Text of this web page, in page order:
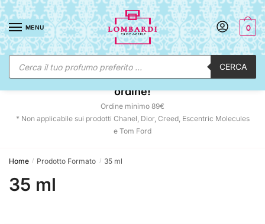
Skip
to
navigation
Skip
to
content
MENU
Ricerca
prodotti CERCA
0
☀️ SUNNY DAYS:-12% automatico sul tuo
ordine!
Ordine minimo 89€
* Non applicabile sui prodotti Chanel, Dior, Creed, Escentric Molecules
e Tom Ford
Home / Prodotto Formato / 35 ml
35 ml